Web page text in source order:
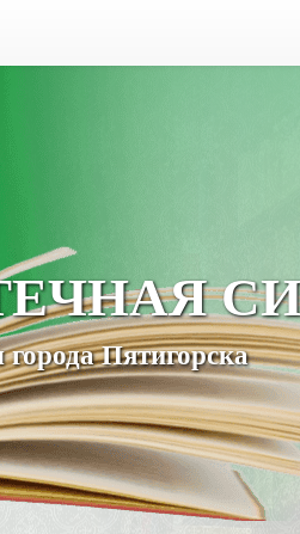
Пятигорска